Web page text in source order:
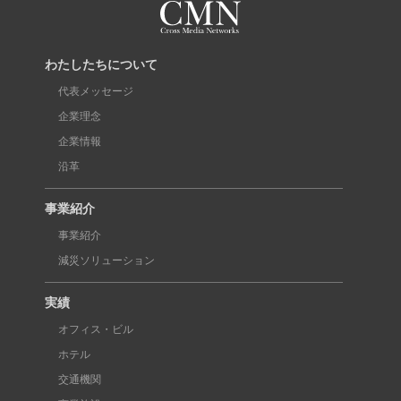
わたしたちについて
代表メッセージ
企業理念
企業情報
沿革
事業紹介
事業紹介
減災ソリューション
実績
オフィス・ビル
ホテル
交通機関